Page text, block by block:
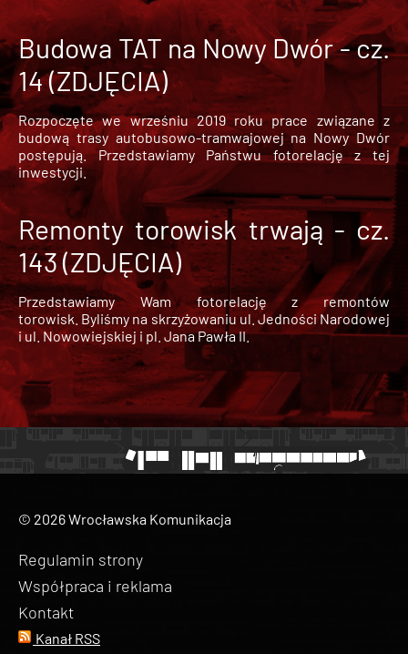
Budowa TAT na Nowy Dwór - cz.
14 (ZDJĘCIA)
Rozpoczęte we wrześniu 2019 roku prace związane z
budową trasy autobusowo-tramwajowej na Nowy Dwór
postępują. Przedstawiamy Państwu fotorelację z tej
inwestycji.
Remonty torowisk trwają - cz.
143 (ZDJĘCIA)
Przedstawiamy Wam fotorelację z remontów
torowisk. Byliśmy na skrzyżowaniu ul. Jedności Narodowej
i ul. Nowowiejskiej i pl. Jana Pawła II.
© 2026 Wrocławska Komunikacja
Regulamin strony
Współpraca i reklama
Kontakt
Kanał RSS